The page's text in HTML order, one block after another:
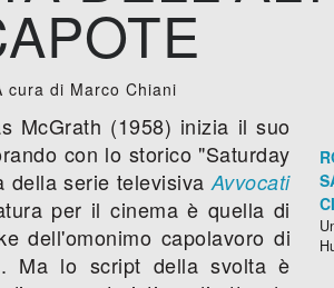
cura di Marco Chiani
McGrath (1958) inizia il suo
con lo storico "Saturday
della serie televisiva Avvocati
per il cinema è quella di
dell'omonimo capolavoro di
. Ma lo script della svolta è